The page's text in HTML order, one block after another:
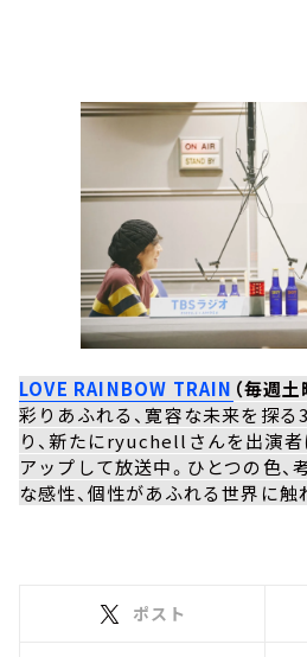
LOVE RAINBOW TRAIN （毎週
彩りあふれる、寛容な未来を探
り、新たにryuchellさんを出演者
アップして放送中。ひとつの色
な感性、個性があふれる世界に触
ポスト